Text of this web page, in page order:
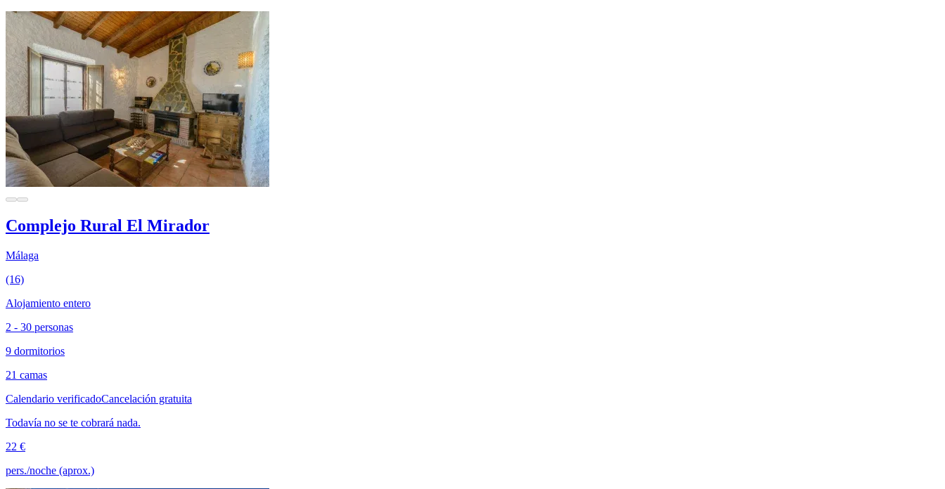
Complejo Rural El Mirador
Málaga
(16)
Alojamiento entero
2 - 30 personas
9 dormitorios
21 camas
Calendario verificadoCancelación gratuita
Todavía no se te cobrará nada.
22 €
pers./noche (aprox.)